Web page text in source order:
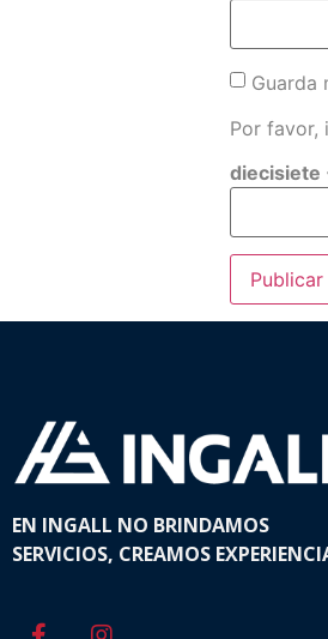
Guarda
Por favor,
diecisiete
EN INGALL NO BRINDAMOS
SERVICIOS, CREAMOS